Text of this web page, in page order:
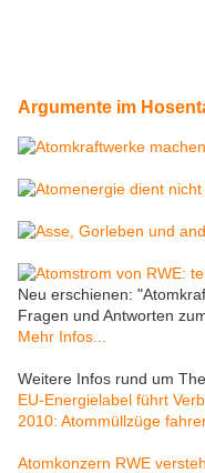
Argumente im
Neu erschienen:
Fragen und Antworten
Mehr Infos...
Weitere Infos rund um
EU-Energielabel führt
2010: Atommüllzüge
Atomkonzern RWE